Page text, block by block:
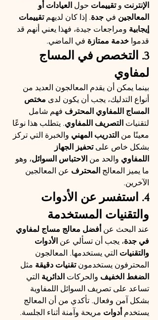
الإنترنت و تقييمات حول العيادات أو
المعالجين في جدة. إذا كان لديهم تقييمات
إيجابية ومراجعات جيدة، فهذا يعني أنهم قد
قدموا خدمة ممتازة في الماضي.
3. التخصص في المساج
لمفاوي
بينما يمكن أن يقدم المعالجون العديد من
أنواع التدليك، يجب أن يكون لدى مختص
المساج اللمفاوي المحترف فهم شامل
لتقنيات التصريف اللمفاوي. يتطلب هذا نوعًا
معينًا من التدريب المهني والخبرة التي تركز
بشكل خاص على تحفيز الجهاز
اللمفاوي والحد من الاحتباس السوائل، وهو
ما يميز المعالج المحترف عن المعالجين
الآخرين.
4. استفسر عن الأدوات
والتقنيات المستخدمة
عند البحث عن أفضل معالج مساج لمفاوي
في جدة، يجب أن تسألي عن الأدوات
والتقنيات التي يستخدمها. المعالجون
المحترفون يستخدمون تقنيات دقيقة مثل
الضغط الخفيف والحركات الدائرية التي
تساعد على تصريف السوائل اللمفاوية
بشكل آمن وفعال. تأكدي من أن المعالج
يستخدم أدوات مريحة وآمنة أثناء الجلسة.